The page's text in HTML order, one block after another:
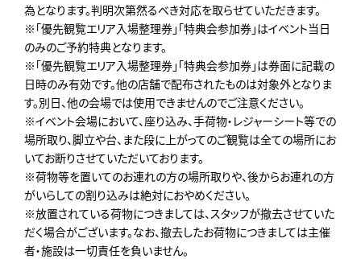
為となります。判明次第然るべき対応を取らせていただきます。
※「優先観覧エリア入場整理券」「特典会参加券」はイベント当日
のみのご予約特典となります。
※「優先観覧エリア入場整理券」「特典会参加券」は券面に記載の
日時のみ有効です。他の店舗で配布されたものは対象外となりま
す。別日、他の会場では使用できませんのでご注意ください。
※イベント会場において、座り込み、手荷物・レジャーシート等での
場所取り、脚立や台、また段に上がってのご観覧は全ての場所にお
いてお断りさせていただいております。
※荷物等を置いてのお連れの方の場所取りや、後からお連れの方
がいらしての割り込みは絶対におやめください。
※放置されている荷物につきましては、スタッフが撤去させていた
だく場合がございます。なお、撤去したお荷物につきましては主催
者・施設は一切責任を負いません。